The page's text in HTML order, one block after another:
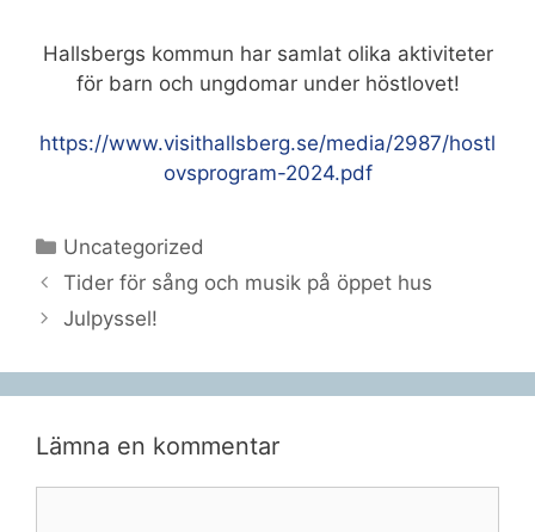
Hallsbergs kommun har samlat olika aktiviteter
för barn och ungdomar under höstlovet!
https://www.visithallsberg.se/media/2987/hostl
ovsprogram-2024.pdf
Kategorier
Uncategorized
Tider för sång och musik på öppet hus
Julpyssel!
Lämna en kommentar